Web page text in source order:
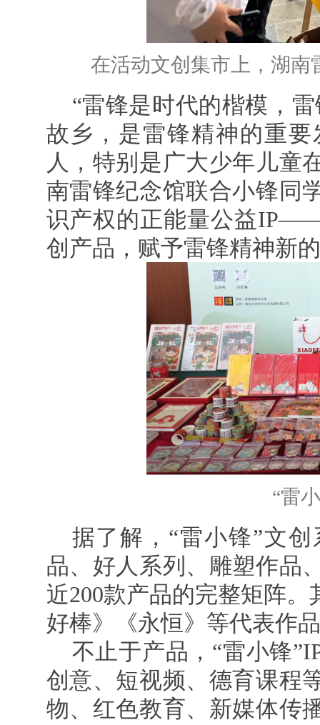
在活动文创集市上，湖南
“雷锋是时代的楷模，
故乡，是雷锋精神的重
人，特别是广大少年儿童
南雷锋纪念馆联合小锋同
识产权的正能量公益
创产品，赋予雷锋精神新
“雷
据了解，“雷小锋”文
品、好人系列、雕塑作品
近200款产品的完整矩阵
好棒》《永恒》等代表作
不止于产品，“雷小锋
创意、短视频、德育课程
物、红色教育、新媒体传